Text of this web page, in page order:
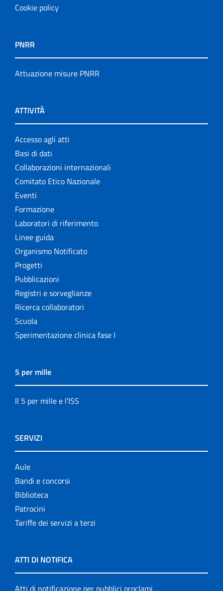
Cookie policy
PNRR
Attuazione misure PNRR
ATTIVITÀ
Accesso agli atti
Basi di dati
Collaborazioni internazionali
Comitato Etico Nazionale
Eventi
Formazione
Laboratori di riferimento
Linee guida
Organismo Notificato
Progetti
Pubblicazioni
Registri e sorveglianze
Ricerca collaboratori
Scuola
Sperimentazione clinica fase I
5 per mille
Il 5 per mille e l'ISS
SERVIZI
Aule
Bandi e concorsi
Biblioteca
Patrocini
Tariffe dei servizi a terzi
ATTI DI NOTIFICA
Atti di notificazione per pubblici proclami